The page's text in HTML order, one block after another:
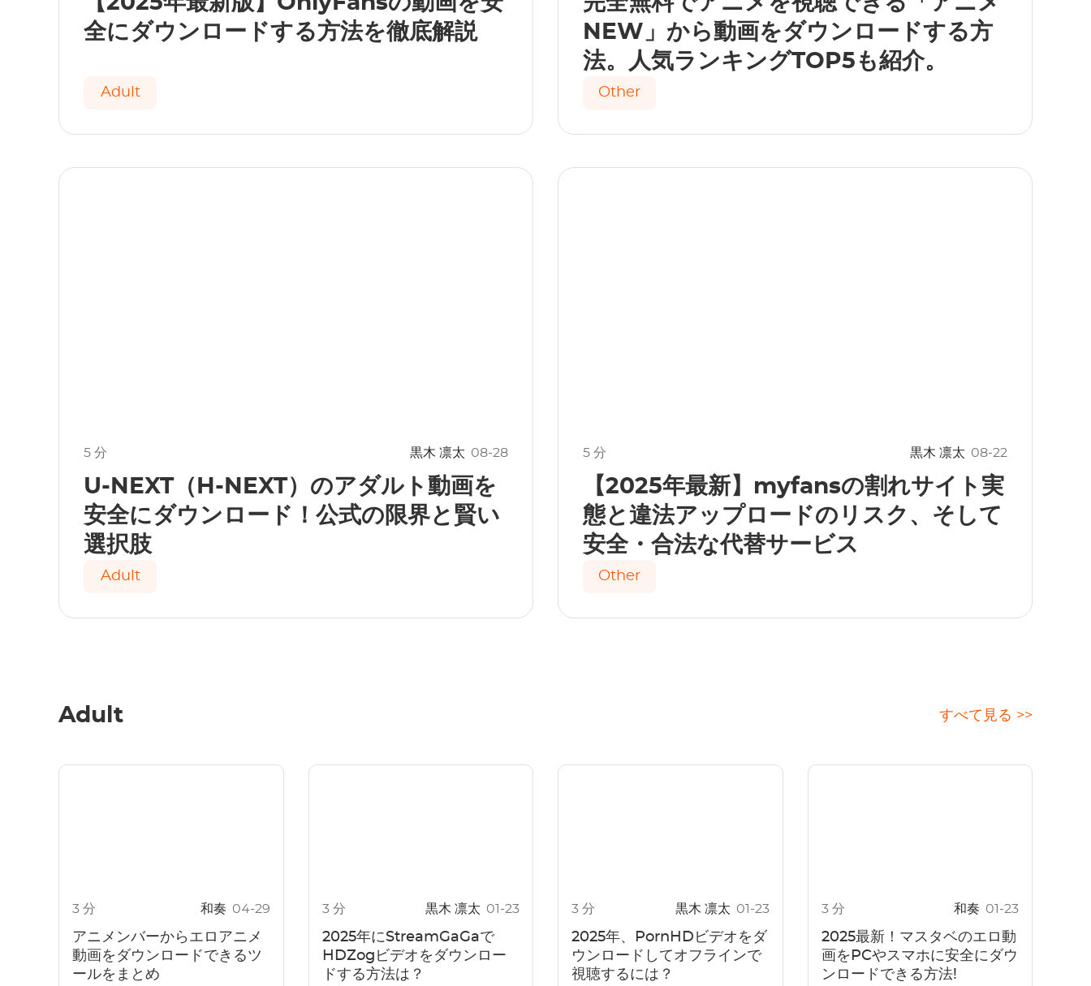
全にダウンロードする方法を徹底解説
Adult
NEW」から動画をダウンロードする方
法。人気ランキングTOP5も紹介。
Other
5 分 黒木 凛太 08-28
​U-NEXT（H-NEXT）のアダルト動画を
安全にダウンロード！公式の限界と賢い
選択肢
Adult
5 分 黒木 凛太 08-22
【2025年最新】myfansの割れサイト実
態と違法アップロードのリスク、そして
安全・合法な代替サービス
Other
Adult すべて見る >>
3 分 和奏 04-29
アニメンバーからエロアニメ
動画をダウンロードできるツ
ールをまとめ
3 分 黒木 凛太 01-23
2025年にStreamGaGaで
HDZogビデオをダウンロー
ドする方法は？
3 分 黒木 凛太 01-23
2025年、PornHDビデオをダ
ウンロードしてオフラインで
視聴するには？
3 分 和奏 01-23
2025最新！マスタベのエロ動
画をPCやスマホに安全にダウ
ンロードできる方法!